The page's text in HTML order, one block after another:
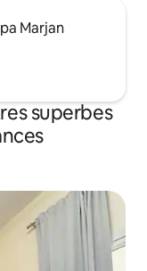
Marjan
superbes